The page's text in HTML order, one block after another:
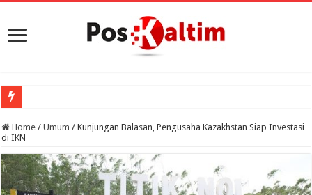
Home / Umum / Kunjungan Balasan, Pengusaha Kazakhstan Siap Investasi
di IKN